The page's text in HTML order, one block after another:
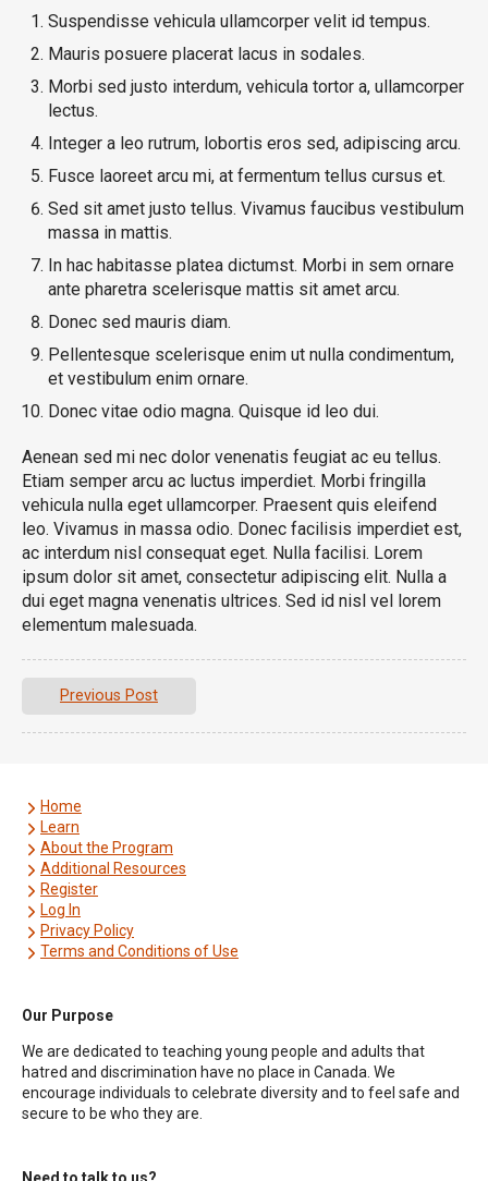
Suspendisse vehicula ullamcorper velit id tempus.
Mauris posuere placerat lacus in sodales.
Morbi sed justo interdum, vehicula tortor a, ullamcorper
lectus.
Integer a leo rutrum, lobortis eros sed, adipiscing arcu.
Fusce laoreet arcu mi, at fermentum tellus cursus et.
Sed sit amet justo tellus. Vivamus faucibus vestibulum
massa in mattis.
In hac habitasse platea dictumst. Morbi in sem ornare
ante pharetra scelerisque mattis sit amet arcu.
Donec sed mauris diam.
Pellentesque scelerisque enim ut nulla condimentum,
et vestibulum enim ornare.
Donec vitae odio magna. Quisque id leo dui.
Aenean sed mi nec dolor venenatis feugiat ac eu tellus.
Etiam semper arcu ac luctus imperdiet. Morbi fringilla
vehicula nulla eget ullamcorper. Praesent quis eleifend
leo. Vivamus in massa odio. Donec facilisis imperdiet est,
ac interdum nisl consequat eget. Nulla facilisi. Lorem
ipsum dolor sit amet, consectetur adipiscing elit. Nulla a
dui eget magna venenatis ultrices. Sed id nisl vel lorem
elementum malesuada.
Previous Post
Home
Learn
About the Program
Additional Resources
Register
Log In
Privacy Policy
Terms and Conditions of Use
Our Purpose
We are dedicated to teaching young people and adults that
hatred and discrimination have no place in Canada. We
encourage individuals to celebrate diversity and to feel safe and
secure to be who they are.